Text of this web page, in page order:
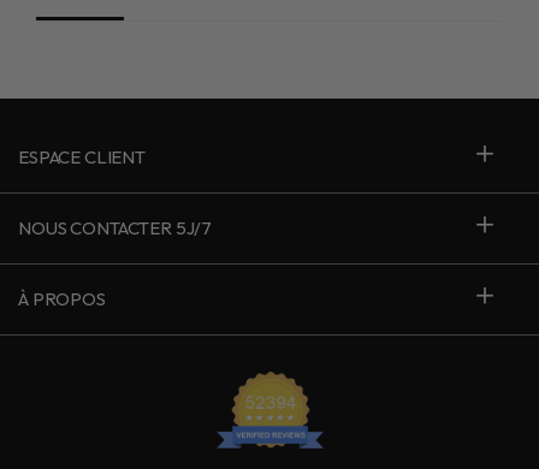
ESPACE CLIENT
NOUS CONTACTER 5J/7
À PROPOS